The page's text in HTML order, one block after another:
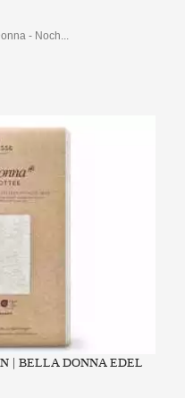
- Noch...
| BELLA DONNA EDEL